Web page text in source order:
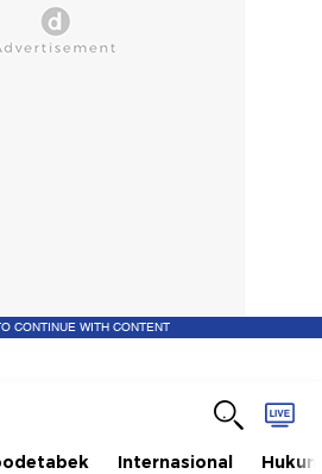
CONTINUE WITH CONTENT
Internasional Hukum